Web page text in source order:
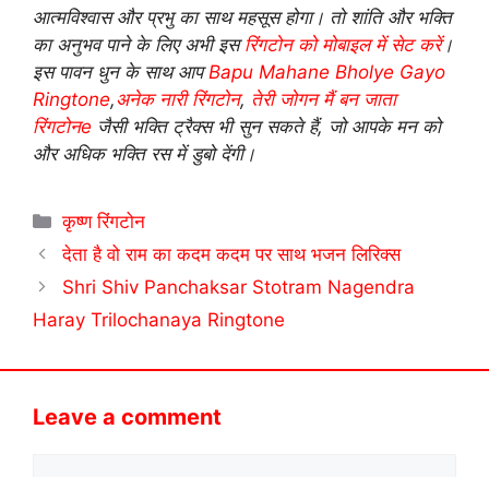
आत्मविश्वास और प्रभु का साथ महसूस होगा। तो शांति और भक्ति
का अनुभव पाने के लिए अभी इसरिंगटोन को मोबाइल में सेट करें।
इस पावन धुन के साथ आपBapu Mahane Bholye Gayo
Ringtone,अनेक नारी रिंगटोन, तेरी जोगन मैं बन जाता
रिंगटोनe जैसी भक्ति ट्रैक्स भी सुन सकते हैं, जो आपके मन को
और अधिक भक्ति रस में डुबो देंगी।
Categories
कृष्ण रिंगटोन
देता है वो राम का कदम कदम पर साथ भजन लिरिक्स
Shri Shiv Panchaksar Stotram Nagendra
Haray Trilochanaya Ringtone
Leave a comment